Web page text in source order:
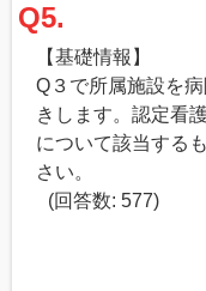
Q5.
【基礎情報】
Q３で所属施設を
きします。認定看
について該当する
さい。
(回答数: 577)